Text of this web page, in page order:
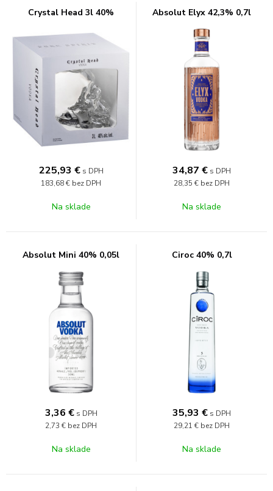
Crystal Head 3l 40%
225,93 € s DPH
183,68 € bez DPH
Na sklade
Absolut Elyx 42,3% 0,7l
34,87 € s DPH
28,35 € bez DPH
Na sklade
Absolut Mini 40% 0,05l
3,36 € s DPH
2,73 € bez DPH
Na sklade
Ciroc 40% 0,7l
35,93 € s DPH
29,21 € bez DPH
Na sklade